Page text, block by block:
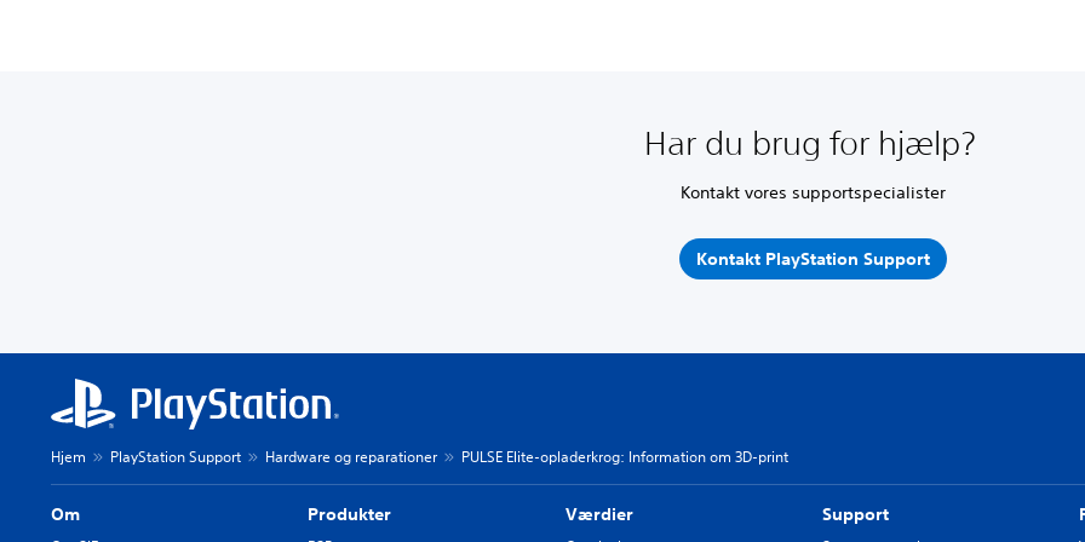
Har du brug for hjælp?
Kontakt vores supportspecialister
Kontakt PlayStation Support
Hjem PlayStation Support Hardware og reparationer PULSE Elite-opladerkrog: Information om 3D-print
Om Produkter Værdier Support